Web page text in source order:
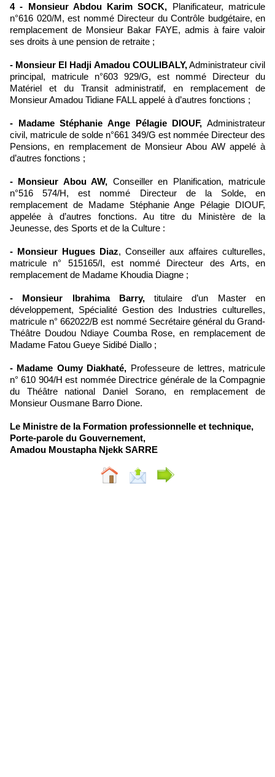
4 - Monsieur Abdou Karim SOCK, Planificateur, matricule
n°616 020/M, est nommé Directeur du Contrôle budgétaire, en
remplacement de Monsieur Bakar FAYE, admis à faire valoir
ses droits à une pension de retraite ;
- Monsieur El Hadji Amadou COULIBALY,Administrateur civil
principal, matricule n°603 929/G, est nommé Directeur du
Matériel et du Transit administratif, en remplacement de
Monsieur Amadou Tidiane FALL appelé à d’autres fonctions ;
- Madame Stéphanie Ange Pélagie DIOUF, Administrateur
civil, matricule de solde n°661 349/G est nommée Directeur des
Pensions, en remplacement de Monsieur Abou AW appelé à
d’autres fonctions ;
- Monsieur Abou AW, Conseiller en Planification, matricule
n°516 574/H, est nommé Directeur de la Solde, en
remplacement de Madame Stéphanie Ange Pélagie DIOUF,
appelée à d’autres fonctions. Au titre du Ministère de la
Jeunesse, des Sports et de la Culture :
- Monsieur Hugues Diaz, Conseiller aux affaires culturelles,
matricule n° 515165/I, est nommé Directeur des Arts, en
remplacement de Madame Khoudia Diagne ;
- Monsieur Ibrahima Barry,titulaire d’un Master en
développement, Spécialité Gestion des Industries culturelles,
matricule n° 662022/B est nommé Secrétaire général du Grand-
Théâtre Doudou Ndiaye Coumba Rose, en remplacement de
Madame Fatou Gueye Sidibé Diallo ;
- Madame Oumy Diakhaté, Professeure de lettres, matricule
n° 610 904/H est nommée Directrice générale de la Compagnie
du Théâtre national Daniel Sorano, en remplacement de
Monsieur Ousmane Barro Dione.
Le Ministre de la Formation professionnelle et technique,
Porte-parole du Gouvernement,
Amadou Moustapha Njekk SARRE